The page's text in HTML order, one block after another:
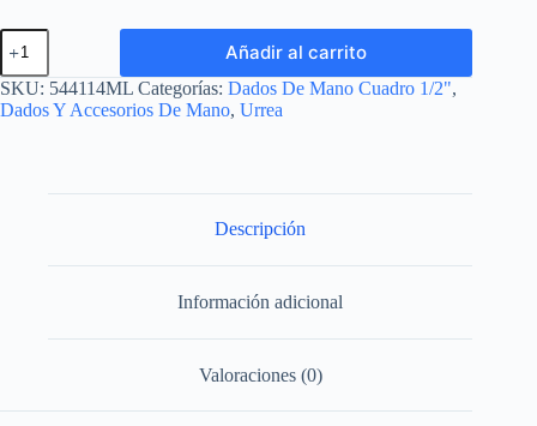
Dado
con
punta
hexagonal
extra
Añadir al carrito
SKU: 544114ML Categorías: Dados De Mano Cuadro 1/2",
Dados Y Accesorios De Mano, Urrea
Descripción
Información adicional
Valoraciones (0)